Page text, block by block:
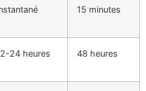
15 minutes
24 heures 48 heures